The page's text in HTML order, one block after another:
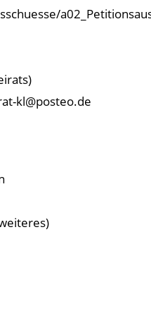
kl@posteo.de